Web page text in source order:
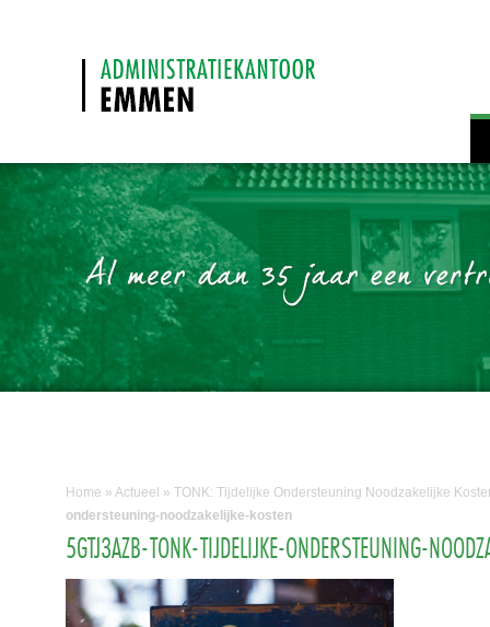
Home » Actueel » TONK: Tijdelijke Ondersteuning Noodzakelijke
ondersteuning-noodzakelijke-kosten
5GTJ3AZB-TONK-TIJDELIJKE-ONDERSTEUNING-